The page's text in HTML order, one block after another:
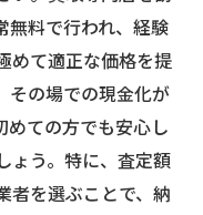
素
過程
方法
めてでもスムー
での流れ
無料で行われ、経験
めて適正な価格を提
その場での現金化が
めての方でも安心し
ょう。特に、査定額
者を選ぶことで、納